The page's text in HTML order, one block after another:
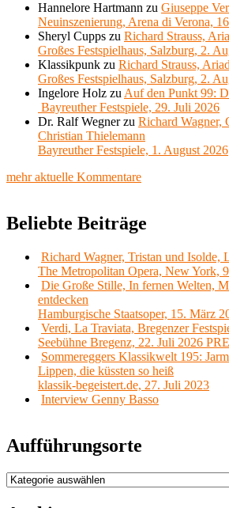
Hannelore Hartmann zu Giuseppe
Neuinszenierung, Arena di Verona,
Sheryl Cupps zu Richard Strauss,
Großes Festspielhaus, Salzburg, 2.
Klassikpunk zu Richard Strauss,
Großes Festspielhaus, Salzburg, 2.
Ingelore Holz zu Auf den Punkt 99:
Bayreuther Festspiele, 29. Juli 2026
Dr. Ralf Wegnerzu Richard Wagner,
Christian Thielemann
Bayreuther Festspiele, 1. August 2026
mehr aktuelle Kommentare
Beliebte Beiträge
Richard Wagner, Tristan und Isolde,
The Metropolitan Opera, New York,
Die Große Stille, In fernen Welten,
entdecken
Hamburgische Staatsoper, 15. März
Verdi, La Traviata, Bregenzer
Seebühne Bregenz, 22. Juli 2026
Sommereggers Klassikwelt 195:
Lippen, die küssten so heiß
klassik-begeistert.de, 27. Juli 2023
Interview Genny Basso
Aufführungsorte
Aufführungsorte